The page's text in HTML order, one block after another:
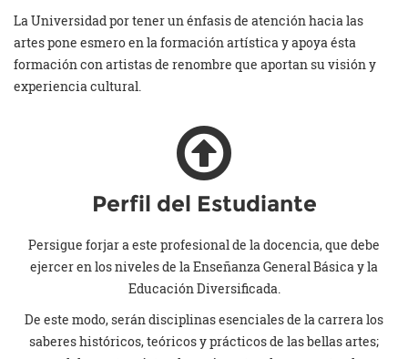
La Universidad por tener un énfasis de atención hacia las
artes pone esmero en la formación artística y apoya ésta
formación con artistas de renombre que aportan su visión y
experiencia cultural.
Perfil del Estudiante
Persigue forjar a este profesional de la docencia, que debe
ejercer en los niveles de la Enseñanza General Básica y la
Educación Diversificada.
De este modo, serán disciplinas esenciales de la carrera los
saberes históricos, teóricos y prácticos de las bellas artes;